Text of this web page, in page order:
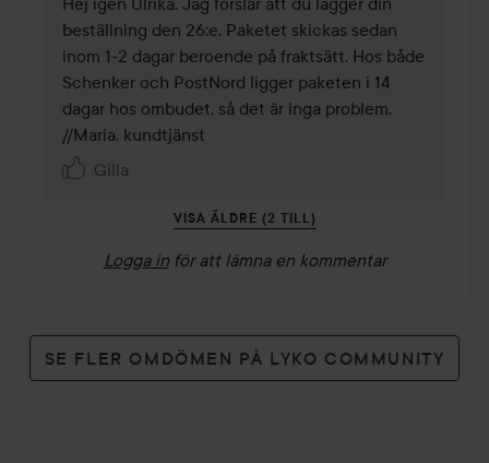
beställning den 26:e. Paketet skickas sedan
inom 1-2 dagar beroende på fraktsätt. Hos både
Schenker och PostNord ligger paketen i 14
dagar hos ombudet, så det är inga problem.
//Maria, kundtjänst
Gilla
VISA ÄLDRE (2 TILL)
Logga in för att lämna en kommentar
SE FLER OMDÖMEN PÅ LYKO COMMUNITY